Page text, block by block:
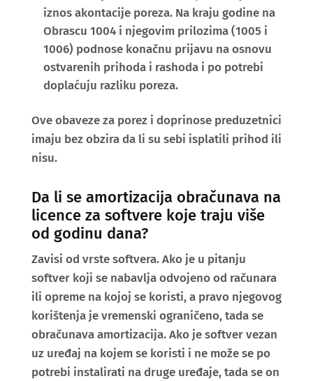
iznos akontacije poreza. Na kraju godine na
Obrascu 1004 i njegovim prilozima (1005 i
1006) podnose konačnu prijavu na osnovu
ostvarenih prihoda i rashoda i po potrebi
doplaćuju razliku poreza.
Ove obaveze za porez i doprinose preduzetnici
imaju bez obzira da li su sebi isplatili prihod ili
nisu.
Da li se amortizacija obračunava na
licence za softvere koje traju više
od godinu dana?
Zavisi od vrste softvera. Ako je u pitanju
softver koji se nabavlja odvojeno od računara
ili opreme na kojoj se koristi, a pravo njegovog
korištenja je vremenski ograničeno, tada se
obračunava amortizacija. Ako je softver vezan
uz uređaj na kojem se koristi i ne može se po
potrebi instalirati na druge uređaje, tada se on